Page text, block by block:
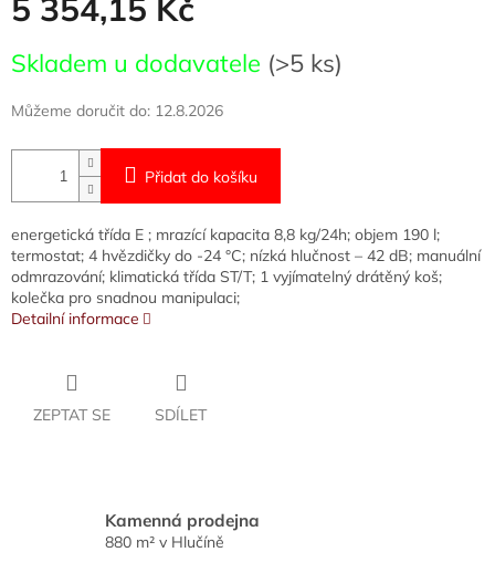
5 354,15 Kč
cena:
Skladem u dodavatele (>5 ks)
Můžeme doručit do: 12.8.2026
Přidat do košíku
energetická třída E ; mrazící kapacita 8,8 kg/24h; objem 190 l;
termostat; 4 hvězdičky do -24 °C; nízká hlučnost – 42 dB; manuální
odmrazování; klimatická třída ST/T; 1 vyjímatelný drátěný koš;
kolečka pro snadnou manipulaci;
Detailní informace
ZEPTAT SE SDÍLET
Kamenná prodejna
880 m² v Hlučíně